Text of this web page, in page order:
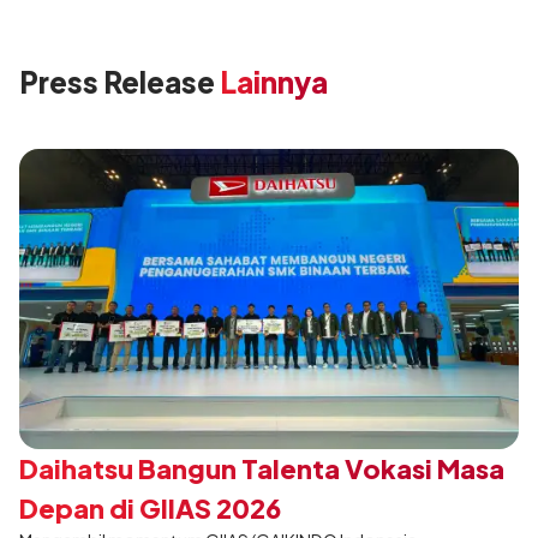
Press Release Lainnya
Daihatsu Bangun Talenta Vokasi Masa
Depan di GIIAS 2026